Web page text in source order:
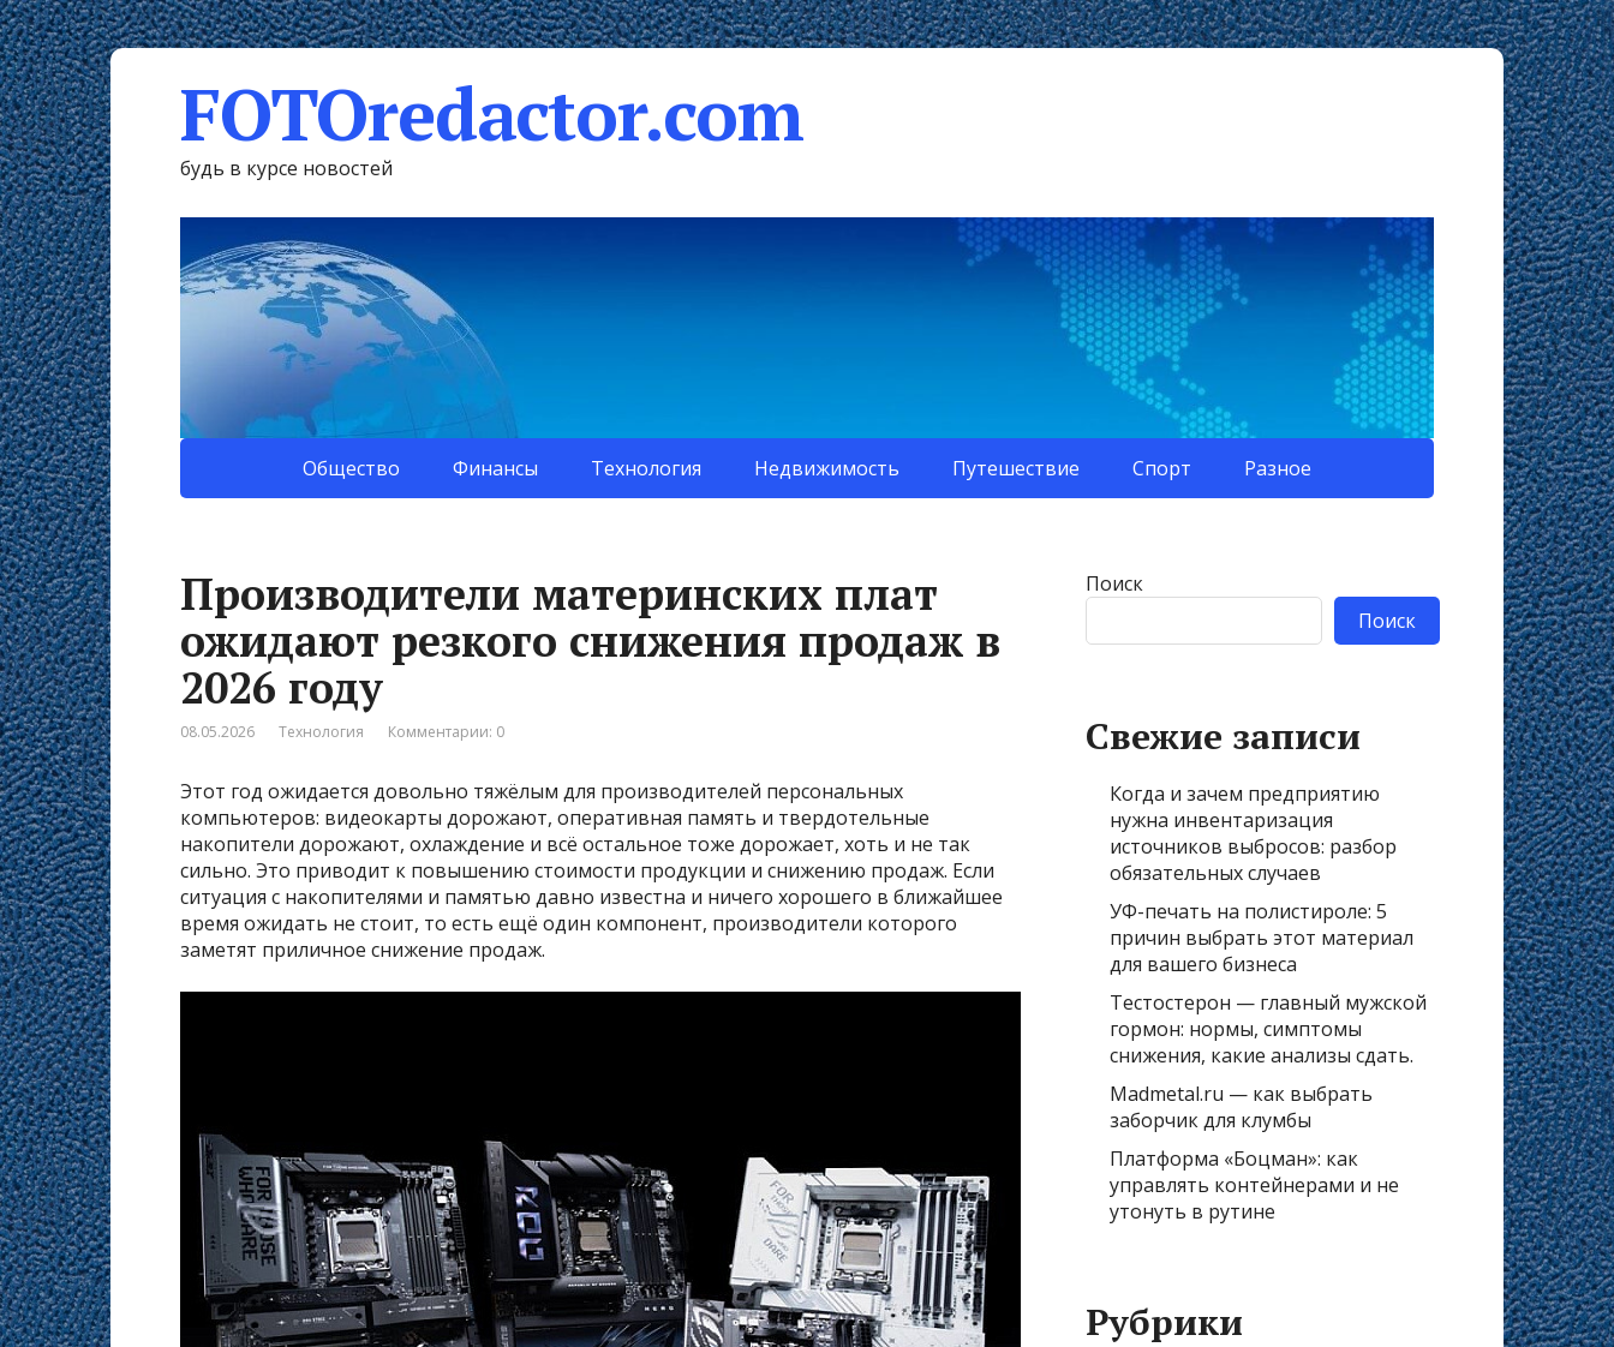
FOTOredactor.com
будь в курсе новостей
Общество Финансы Технология Недвижимость Путешествие Спорт Разное
Производители материнских плат
ожидают резкого снижения продаж в
2026 году
08.05.2026 Технология Комментарии: 0
Этот год ожидается довольно тяжёлым для производителей персональных
компьютеров: видеокарты дорожают, оперативная память и твердотельные
накопители дорожают, охлаждение и всё остальное тоже дорожает, хоть и не так
сильно. Это приводит к повышению стоимости продукции и снижению продаж. Если
ситуация с накопителями и памятью давно известна и ничего хорошего в ближайшее
время ожидать не стоит, то есть ещё один компонент, производители которого
заметят приличное снижение продаж.
Поиск
Поиск
Свежие записи
Когда и зачем предприятию
нужна инвентаризация
источников выбросов: разбор
обязательных случаев
УФ-печать на полистироле: 5
причин выбрать этот материал
для вашего бизнеса
Тестостерон — главный мужской
гормон: нормы, симптомы
снижения, какие анализы сдать.
Madmetal.ru — как выбрать
заборчик для клумбы
Платформа «Боцман»: как
управлять контейнерами и не
утонуть в рутине
Рубрики